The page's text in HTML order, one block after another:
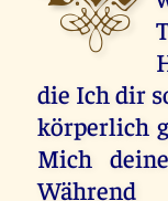
die Ich dir
körperlich
Mich